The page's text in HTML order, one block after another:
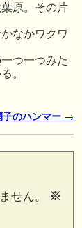
原。その片
なかワクワ
つ一つみた
。
子のハンマー →
せん。
※